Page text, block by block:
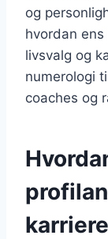
og
hvordan
livsvalg og
numerologi
coaches og